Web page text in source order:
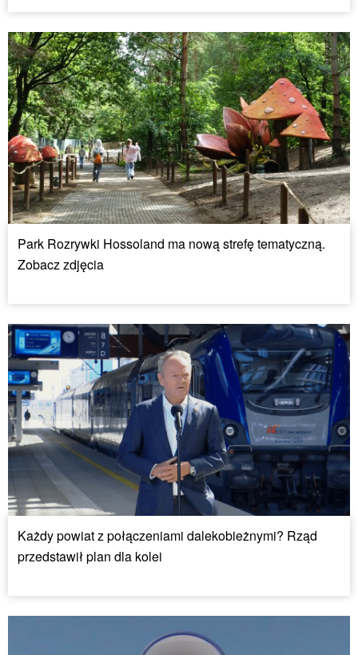
Park Rozrywki Hossoland ma nową strefę tematyczną.
Zobacz zdjęcia
Każdy powiat z połączeniami dalekobieżnymi? Rząd
przedstawił plan dla kolei